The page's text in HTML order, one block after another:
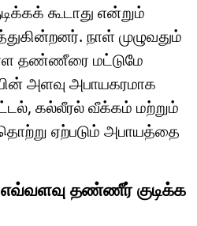
கூடாது என்றும்
நாள் முழுவதும்
தண்ணீரை மட்டுமே
அளவு அபாயகரமாக
கல்லீரல் வீக்கம் மற்றும்
ஏற்படும் அபாயத்தை
எவ்வளவு தண்ணீர் குடிக்க